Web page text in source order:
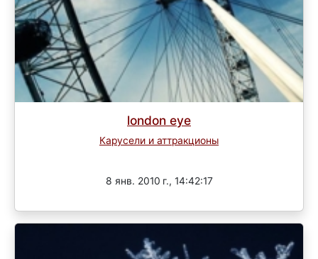
london eye
Карусели и аттракционы
8 янв. 2010 г., 14:42:17